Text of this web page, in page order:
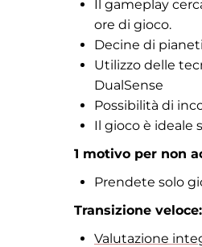
Il gameplay
ore di gioco.
Decine di
Utilizzo delle
DualSense
Possibilità di
Il gioco è ideale
1 motivo per non
Prendete solo
Transizione veloce:
Valutazione